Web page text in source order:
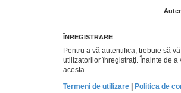
ÎNREGISTRARE
Pentru a vă autentifica, trebuie să
utilizatorilor înregistraţi. Înainte de
acesta.
Termeni de utilizare
Politica de